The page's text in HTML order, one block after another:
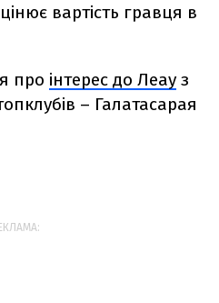
вартість гравця в
про інтерес до Леау з
– Галатасарая